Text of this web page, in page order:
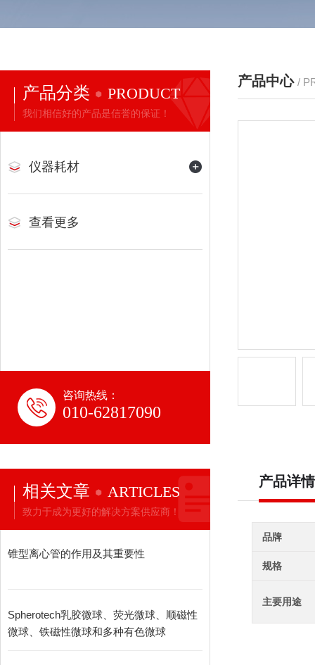
产品分类 PRODUCT
我们相信好的产品是信誉的保证！
仪器耗材
查看更多
咨询热线：
010-62817090
相关文章 ARTICLES
致力于成为更好的解决方案供应商！
锥型离心管的作用及其重要性
Spherotech乳胶微球、荧光微球、顺磁性
微球、铁磁性微球和多种有色微球
产品中心 /
产品详情
品牌
规格
主要用途